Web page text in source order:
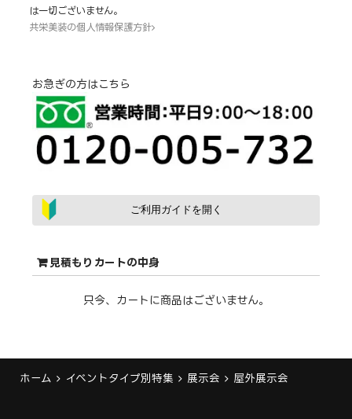
は一切ございません。
共栄美装の個人情報保護方針
お急ぎの方はこちら
ご利用ガイドを開く
見積もりカートの中身
只今、カートに商品はございません。
ホーム イベントタイプ別特集 展示会 屋外展示会